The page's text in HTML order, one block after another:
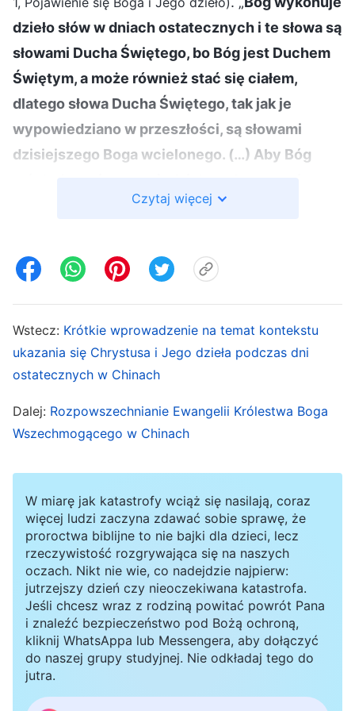
dzieło słów w dniach ostatecznych i te słowa są
słowami Ducha Świętego, bo Bóg jest Duchem
Świętym, a może również stać się ciałem,
dlatego słowa Ducha Świętego, tak jak je
wypowiedziano w przeszłości, są słowami
dzisiejszego Boga wcielonego. (…) Aby Bóg
swojego dzieła, musi stać się ciałem; w
stanie osiągnąć swoich celów
ograniczali Boga w ramach swoich pojęć, mogą
otrzymać Jego objawienia? w: Słowo, t. 1, Pojawienie
się Boga i Jego dzieło). Z powodu ukazania się
Chrystusa i Jego wypowiedzi podczas dni
ostatecznych, jeszcze więcej ludzi spragnionych
i poszukujących prawdy zostało podbitych i
oczyszczonych przez słowo Boga
Odkupiciela.
Kościół Boga Wszechmogącego powstał z
powodu ukazania się i działania Boga
Wszechmogącego – powtórnie przybyłego Pana
Jezusa – Chrystusa dni ostatecznych; a także w
ramach Jego sprawiedliwego sądu i karcenia.
Kościół składa się z wszystkich tych, którzy
prawdziwie przyjmują dzieło Boga
Czytaj więcej
Wstecz: Krótkie wprowadzenie na temat kontekstu
ukazania się Chrystusa i Jego dzieła podczas dni
ostatecznych w Chinach
Dalej: Rozpowszechnianie Ewangelii Królestwa Boga
Wszechmogącego w Chinach
W miarę jak katastrofy wciąż się nasilają, coraz
więcej ludzi zaczyna zdawać sobie sprawę, że
proroctwa biblijne to nie bajki dla dzieci, lecz
rzeczywistość rozgrywająca się na naszych
oczach. Nikt nie wie, co nadejdzie najpierw:
jutrzejszy dzień czy nieoczekiwana katastrofa.
Jeśli chcesz wraz z rodziną powitać powrót Pana
i znaleźć bezpieczeństwo pod Bożą ochroną,
kliknij WhatsAppa lub Messengera, aby dołączyć
do naszej grupy studyjnej. Nie odkładaj tego do
jutra.